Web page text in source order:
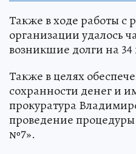
Также в ходе работы с
организации удалось
возникшие долги на
Также в целях
сохранности денег и
прокуратура
проведение
№7».